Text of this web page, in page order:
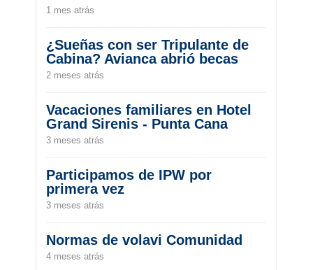
1 mes atrás
¿Sueñas con ser Tripulante de
Cabina? Avianca abrió becas
2 meses atrás
Vacaciones familiares en Hotel
Grand Sirenis - Punta Cana
3 meses atrás
Participamos de IPW por
primera vez
3 meses atrás
Normas de volavi Comunidad
4 meses atrás